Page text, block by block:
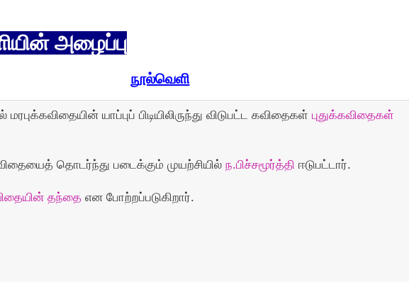
அழைப்பு
நூல்வெளி
மரபுக்கவிதையின் யாப்புப் பிடியிலிருந்து விடுபட்ட கவிதைகள் புதுக்கவிதைகள்
தொடர்ந்து படைக்கும் முயற்சியில் ந.பிச்சமூர்த்தி ஈடுபட்டார்.
தந்தை என போற்றப்படுகிறார்.